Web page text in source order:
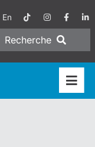
En
Recherche